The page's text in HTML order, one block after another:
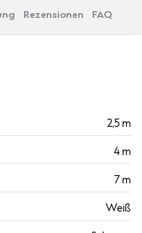
Rezensionen FAQ
2,5 m
4 m
7 m
Weiß